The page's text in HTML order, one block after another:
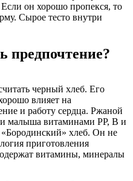
он хорошо пропекся, то
Сырое тесто внутри
предпочтение?
черный хлеб. Его
влияет на
и работу сердца. Ржаной
малыша витаминами РР, В и
хлеб. Он не
приготовления
витамины, минералы